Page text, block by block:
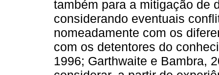
também para a mitigação de
considerando eventuais
nomeadamente com os
com os detentores do
1996; Garthwaite e Bambra,